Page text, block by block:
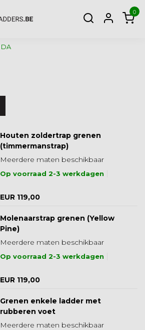
0
DA
Houten zoldertrap grenen
(timmermanstrap)
Meerdere maten beschikbaar
Op voorraad 2-3 werkdagen
EUR 119,00
Molenaarstrap grenen (Yellow
Pine)
Meerdere maten beschikbaar
Op voorraad 2-3 werkdagen
EUR 119,00
Grenen enkele ladder met
rubberen voet
Meerdere maten beschikbaar